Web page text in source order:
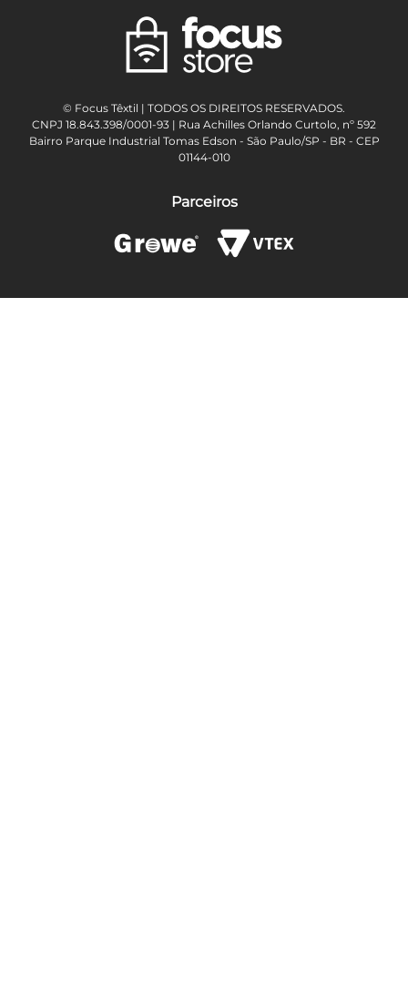
© Focus Têxtil | TODOS OS DIREITOS RESERVADOS.
CNPJ 18.843.398/0001-93 | Rua Achilles Orlando Curtolo, nº 592
Bairro Parque Industrial Tomas Edson - São Paulo/SP - BR - CEP
01144-010
Parceiros